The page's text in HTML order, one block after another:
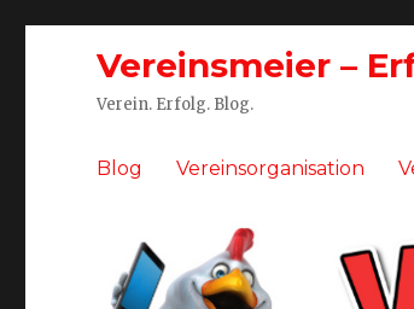
Vereinsmeier –
Verein. Erfolg. Blog.
Blog Vereinsorganisation